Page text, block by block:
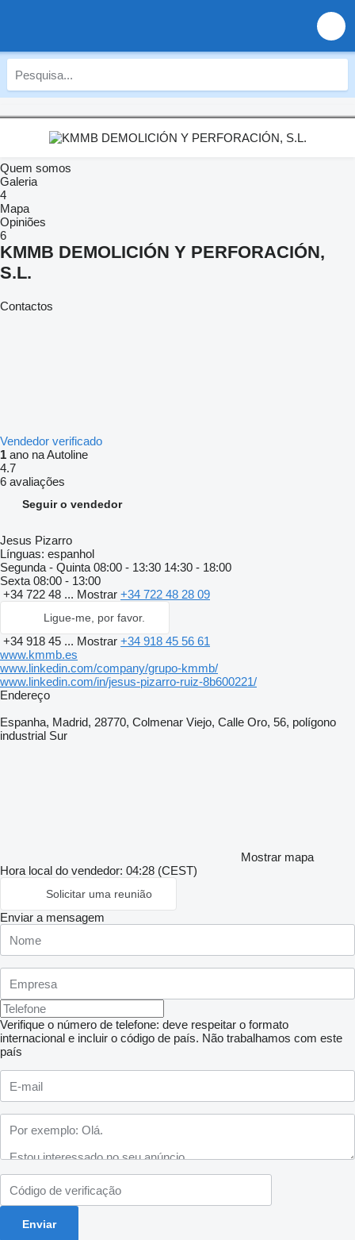
Quem somos
Galeria
4
Mapa
Opiniões
6
KMMB DEMOLICIÓN Y PERFORACIÓN,
S.L.
Contactos
Vendedor verificado
1 ano na Autoline
4.7
6 avaliações
Seguir o vendedor
Jesus Pizarro
Línguas: espanhol
Segunda - Quinta 08:00 - 13:30 14:30 - 18:00
Sexta 08:00 - 13:00
+34 722 48 ... Mostrar +34 722 48 28 09
Ligue-me, por favor.
+34 918 45 ... Mostrar +34 918 45 56 61
www.kmmb.es
www.linkedin.com/company/grupo-kmmb/
www.linkedin.com/in/jesus-pizarro-ruiz-8b600221/
Endereço
Espanha, Madrid, 28770, Colmenar Viejo, Calle Oro, 56, polígono
industrial Sur
Mostrar mapa
Hora local do vendedor: 04:28 (CEST)
Solicitar uma reunião
Enviar a mensagem
Verifique o número de telefone: deve respeitar o formato
internacional e incluir o código de país. Não trabalhamos com este
país